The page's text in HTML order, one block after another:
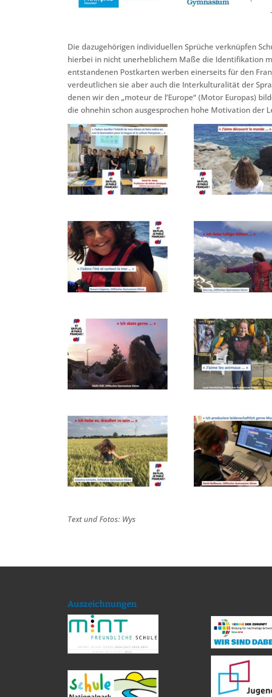
Die dazugehörigen individuellen Sprüche verknüpfen
hierbei in nicht unerheblichem Maße die Identifikation
entstandenen Postkarten werben einerseits für den
verdeutlichen sie aber auch die Interkulturalität der
denen wir den „moteur de l’Europe“ (Motor Europas)
die ohnehin schon ausgesprochen hohe Motivation der
Text und Fotos: Wys
Auszeichnungen